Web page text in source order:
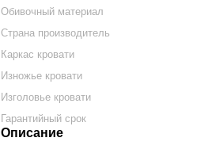
Обивочный материал
Страна производитель
Каркас кровати
Изножье кровати
Изголовье кровати
Гарантийный срок
Описание